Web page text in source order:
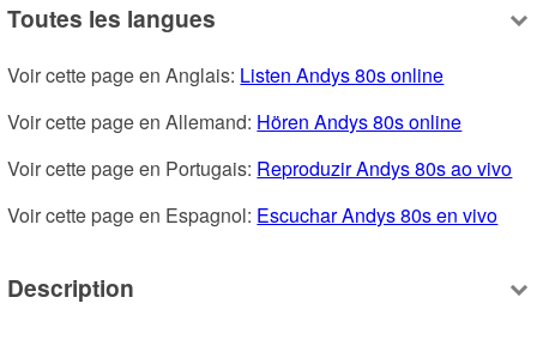
Toutes les langues
Voir cette page en Anglais: Listen Andys 80s online
Voir cette page en Allemand: Hören Andys 80s online
Voir cette page en Portugais: Reproduzir Andys 80s ao vivo
Voir cette page en Espagnol: Escuchar Andys 80s en vivo
Description